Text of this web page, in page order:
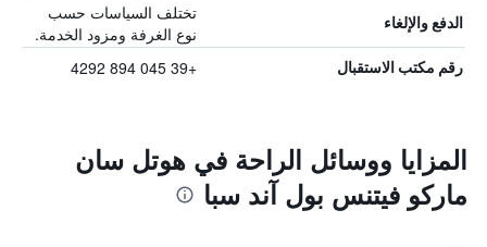
الدفع والإلغاء
تختلف السياسات حسب
نوع الغرفة ومزود الخدمة.
رقم مكتب الاستقبال +39 045 894 4292
المزايا ووسائل الراحة في هوتل سان
ماركو فيتنس بول آند سبا